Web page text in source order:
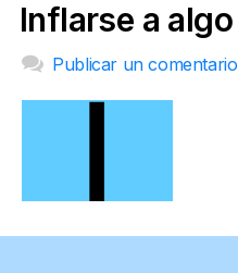
Inflarse a algo
Publicar un comentario